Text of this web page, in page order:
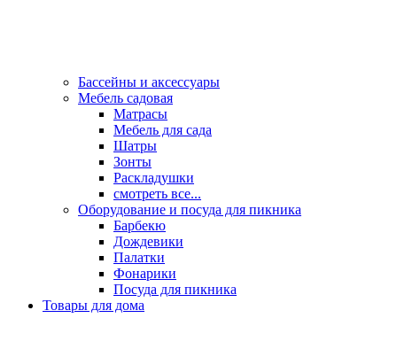
Бассейны и аксессуары
Мебель садовая
Матрасы
Мебель для сада
Шатры
Зонты
Раскладушки
смотреть все...
Оборудование и посуда для пикника
Барбекю
Дождевики
Палатки
Фонарики
Посуда для пикника
Товары для дома